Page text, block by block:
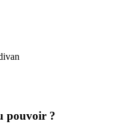
pouvoir ?